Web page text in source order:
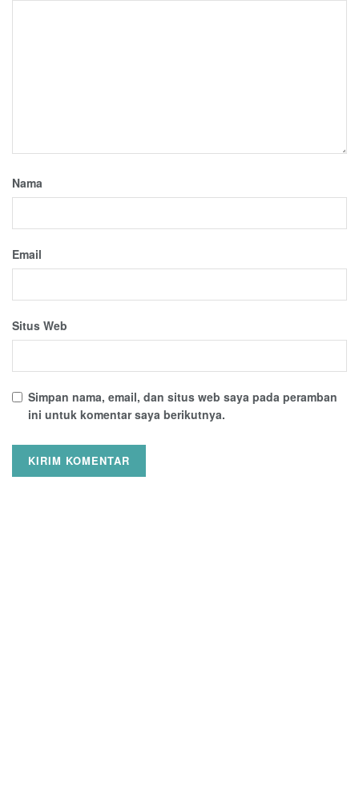
Nama
Email
Situs Web
Simpan nama, email, dan situs web saya pada peramban
ini untuk komentar saya berikutnya.